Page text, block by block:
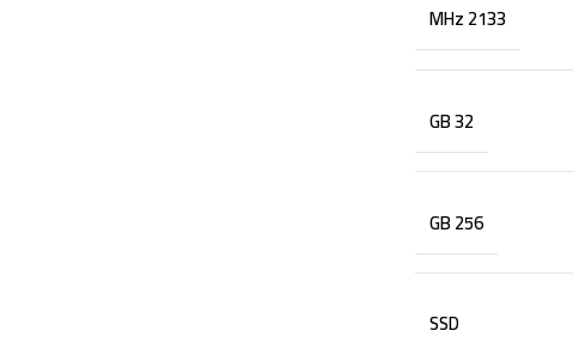
2133 MHz
32 GB
256 GB
SSD